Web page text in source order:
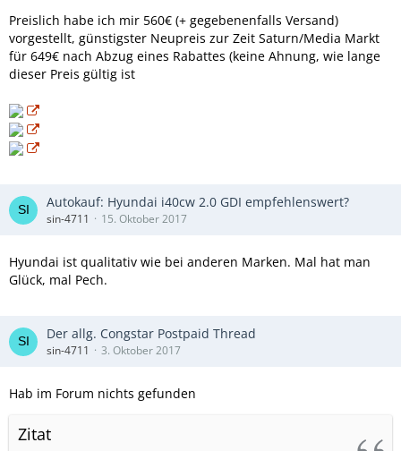
Preislich habe ich mir 560€ (+ gegebenenfalls Versand)
vorgestellt, günstigster Neupreis zur Zeit Saturn/Media Markt
für 649€ nach Abzug eines Rabattes (keine Ahnung, wie lange
dieser Preis gültig ist
Autokauf: Hyundai i40cw 2.0 GDI empfehlenswert?
sin-4711 15. Oktober 2017
Hyundai ist qualitativ wie bei anderen Marken. Mal hat man
Glück, mal Pech.
Der allg. Congstar Postpaid Thread
sin-4711 3. Oktober 2017
Hab im Forum nichts gefunden
Zitat